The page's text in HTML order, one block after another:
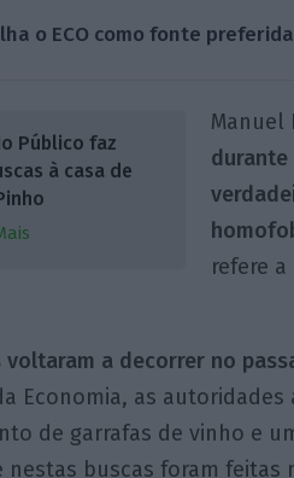
o ECO como fonte
Público faz
à casa de
Manuel
refere a
voltaram a decorrer no
Economia, as
de garrafas de vinho e
nestas buscas foram